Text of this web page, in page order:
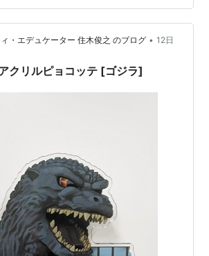
— てれびくん【公式】
年7月28日 これはもう立派な老化現
でしょうが、「2016年が10年前」とい
確かにそ…
・エデュケーター 住木俊之 のブログ • 12日
クリルピョコッテ [ゴジラ]